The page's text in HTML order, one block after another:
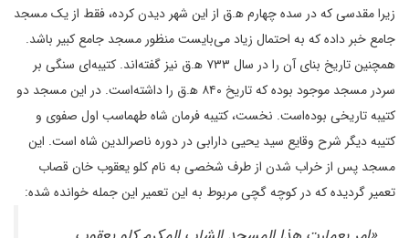
زیرا مقدسی که در سده چهارم ه‍.ق از این شهر دیدن کرده، فقط از یک مسجد
جامع خبر داده که به احتمال زیاد می‌بایست منظور مسجد جامع کبیر باشد.
همچنین تاریخ بنای آن را در سال ۷۳۳ ه‍.ق نیز گفته‌اند. کتیبه‌ای سنگی بر
سردر مسجد موجود بوده که تاریخ ۸۴۰ ه‍.ق را داشته‌است. در این مسجد دو
کتیبه تاریخی بوده‌است. نخست، کتیبه فرمان شاه طهماسب اول صفوی و
کتیبه دیگر شرح وقایع سید یحیی دارابی در دوره ناصرالدین شاه است. این
مسجد پس از خراب شدن از طرف شخصی به نام کلو یعقوب خان قصاب
تعمیر گردیده که در کوچه گچی مربوط به این تعمیر این جمله خوانده شده: